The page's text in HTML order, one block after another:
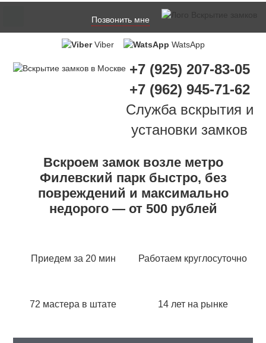
Позвонить мне
Viber WatsApp
+7 (925) 207-83-05
+7 (962) 945-71-62
Служба вскрытия и
установки замков
Вскроем замок возле метро
Филевский парк быстро, без
повреждений и максимально
недорого — от 500 рублей
Приедем за 20 мин Работаем круглосуточно
72 мастера в штате 14 лет на рынке